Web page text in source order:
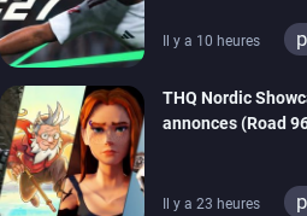
Il y a 10 heures
THQ Nordic
annonces (Road
Il y a 23 heures